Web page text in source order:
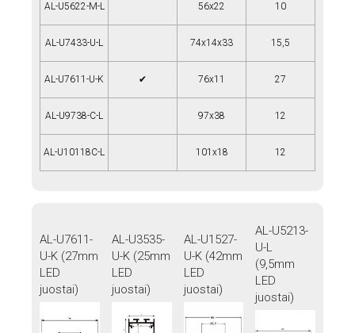
AL-U5622-M-L 56x22 10
AL-U7433-U-L 74x14x33 15,5
AL-U7611-U-K ✔ 76x11 27
AL-U9738-C-L 97x38 12
AL-U10118C-L 101x18 12
AL-U7611-
U-K (27mm
LED
juostai)
AL-U3535-
U-K (25mm
LED
juostai)
AL-U1527-
U-K (42mm
LED
juostai)
AL-U5213-
U-L
(9,5mm
LED
juostai)